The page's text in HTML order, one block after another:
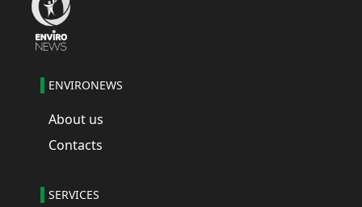
ENVIRONEWS
About us
Contacts
SERVICES